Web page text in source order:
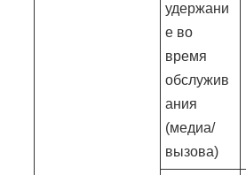
удержани
е во
время
обслужив
ания
(медиа/
вызова)